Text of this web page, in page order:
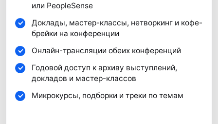
или PeopleSense
Доклады, мастер-классы, нетворкинг и кофе-
брейки на конференции
Онлайн-трансляции обеих конференций
Годовой доступ к архиву выступлений,
докладов и мастер-классов
Микрокурсы, подборки и треки по темам
Лично
Полное участие в конференции:
Забронировать